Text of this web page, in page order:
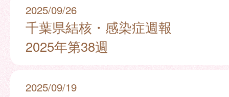
2025/09/26
千葉県結核・感染症週報
2025年第38週
2025/09/19